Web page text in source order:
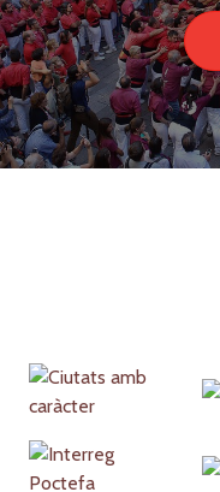
Partners